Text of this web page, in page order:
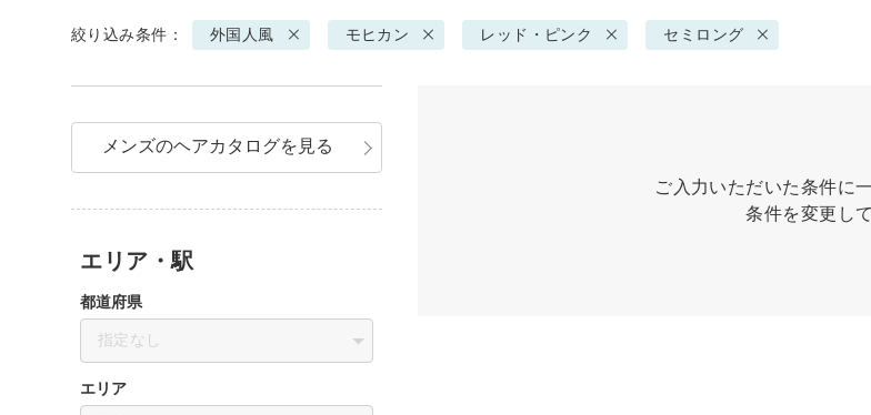
絞り込み条件： 外国人風 モヒカン レッド・ピンク セミロング
ご入力いただいた条件に
条件を変更し
メンズのヘアカタログを見る
エリア・駅
都道府県
指定なし
エリア